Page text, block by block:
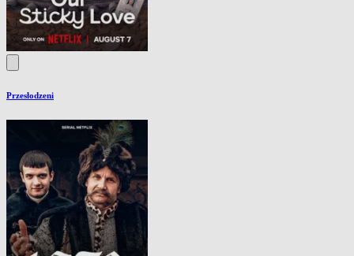
Przesłodzeni